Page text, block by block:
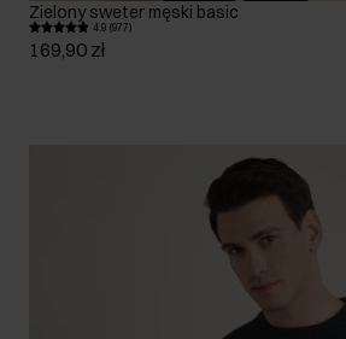
Zielony sweter męski basic
4.9 (977)
169,90 zł